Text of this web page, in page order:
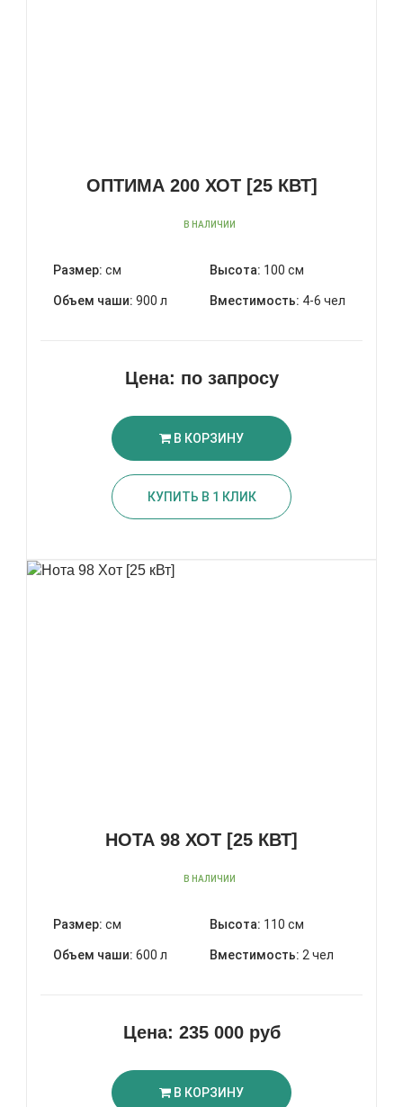
ОПТИМА 200 ХОТ [25 КВТ]
В НАЛИЧИИ
Размер: см Высота: 100 см
Объем чаши: 900 л Вместимость: 4-6 чел
Цена: по запросу
В КОРЗИНУ
КУПИТЬ В 1 КЛИК
НОТА 98 ХОТ [25 КВТ]
В НАЛИЧИИ
Размер: см Высота: 110 см
Объем чаши: 600 л Вместимость: 2 чел
Цена: 235 000 руб
В КОРЗИНУ